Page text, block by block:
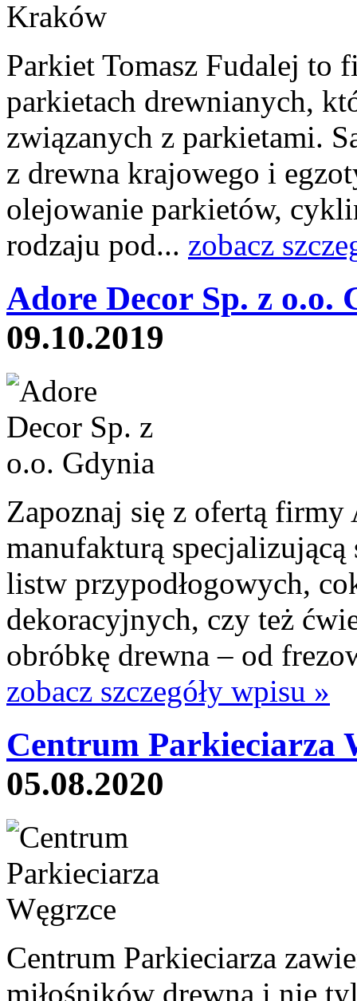
Parkiet Tomasz Fudalej to
parkietach drewnianych,
związanych z parkietami.
z drewna krajowego i
olejowanie parkietów,
rodzaju pod... zobacz
Adore Decor Sp. z o.o.
09.10.2019
Zapoznaj się z ofertą firmy
manufakturą
listw przypodłogowych,
dekoracyjnych, czy też
obróbkę drewna – od
zobacz szczegóły wpisu »
Centrum Parkieciarza
05.08.2020
Centrum Parkieciarza
miłośników drewna i nie